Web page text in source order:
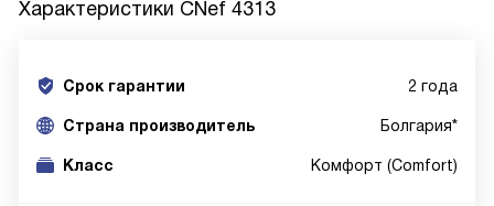
Характеристики CNef 4313
Срок гарантии 2 года
Cтрана производитель Болгария*
Класс Комфорт (Comfort)